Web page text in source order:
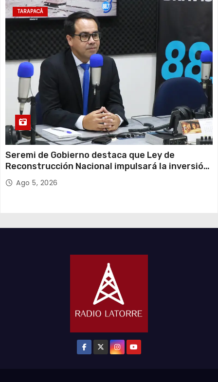
TARAPACÁ
Seremi de Gobierno destaca que Ley de
Reconstrucción Nacional impulsará la inversión
y el empleo en Tarapacá
Ago 5, 2026